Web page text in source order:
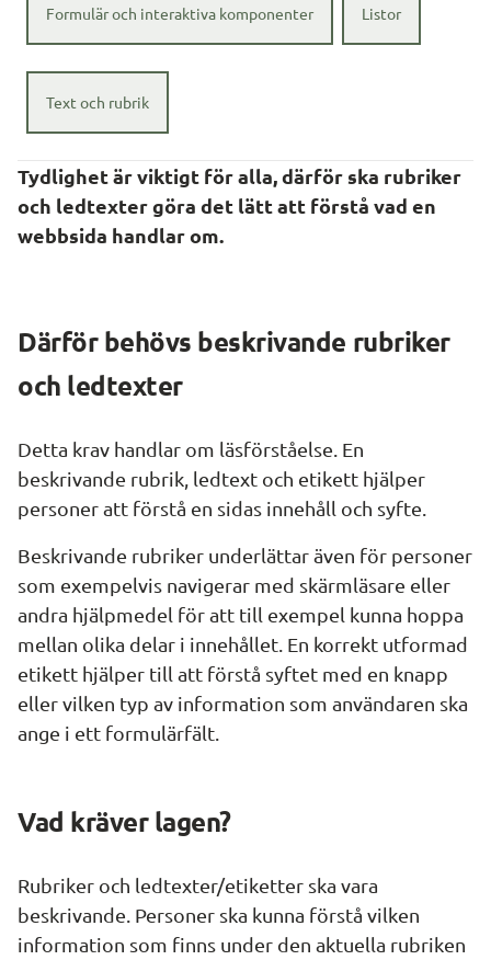
Formulär och interaktiva komponenter Listor
Text och rubrik
Tydlighet är viktigt för alla, därför ska rubriker
och ledtexter göra det lätt att förstå vad en
webbsida handlar om.
Därför behövs beskrivande rubriker
och ledtexter
Detta krav handlar om läsförståelse. En
beskrivande rubrik, ledtext och etikett hjälper
personer att förstå en sidas innehåll och syfte.
Beskrivande rubriker underlättar även för personer
som exempelvis navigerar med skärmläsare eller
andra hjälpmedel för att till exempel kunna hoppa
mellan olika delar i innehållet. En korrekt utformad
etikett hjälper till att förstå syftet med en knapp
eller vilken typ av information som användaren ska
ange i ett formulärfält.
Vad kräver lagen?
Rubriker och ledtexter/etiketter ska vara
beskrivande. Personer ska kunna förstå vilken
information som finns under den aktuella rubriken